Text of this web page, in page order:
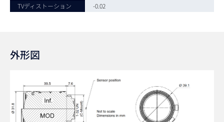
TVディストーション
-0.02
外形図